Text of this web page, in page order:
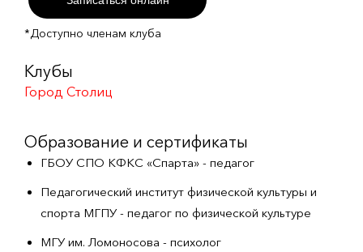
*Доступно членам клуба
Клубы
Город Столиц
Образование и сертификаты
ГБОУ СПО КФКС «Спарта» - педагог
Педагогический институт физической культуры и
спорта МГПУ - педагог по физической культуре
МГУ им. Ломоносова - психолог